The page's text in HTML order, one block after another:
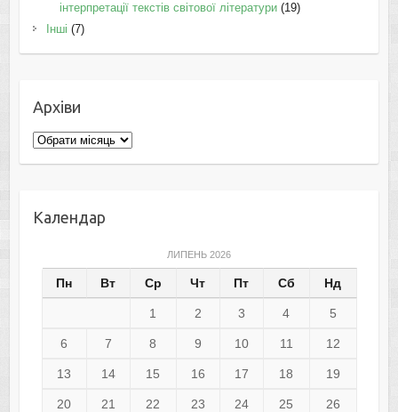
інтерпретації текстів світової літератури(19)
Інші (7)
Архіви
Архіви
Календар
ЛИПЕНЬ 2026
Пн Вт Ср Чт Пт Сб Нд
1 2 3 4 5
6 7 8 9 10 11 12
13 14 15 16 17 18 19
20 21 22 23 24 25 26